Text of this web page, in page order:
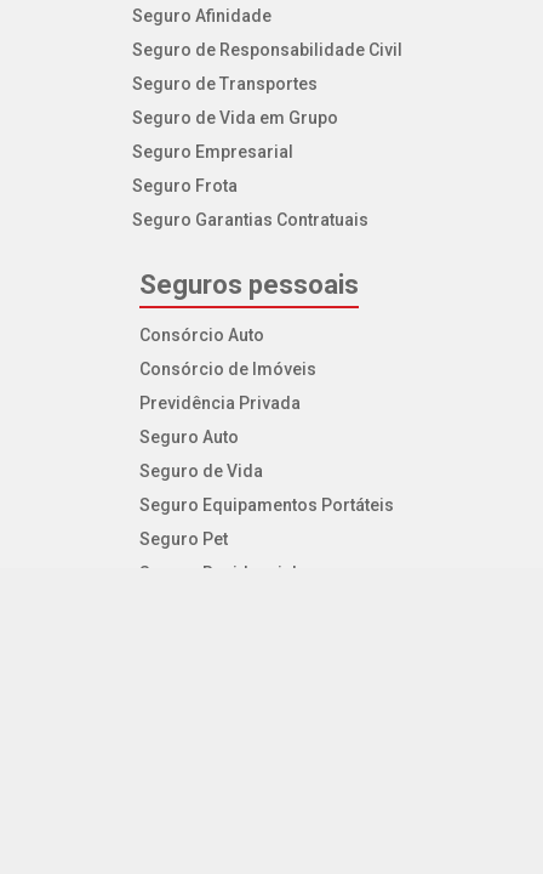
Seguro Afinidade
Seguro de Responsabilidade Civil
Seguro de Transportes
Seguro de Vida em Grupo
Seguro Empresarial
Seguro Frota
Seguro Garantias Contratuais
Seguros pessoais
Consórcio Auto
Consórcio de Imóveis
Previdência Privada
Seguro Auto
Seguro de Vida
Seguro Equipamentos Portáteis
Seguro Pet
Seguro Residencial